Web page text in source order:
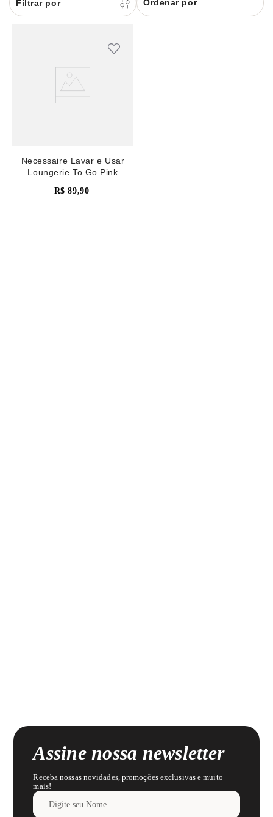
Ordenar por
Necessaire Lavar e Usar
Loungerie To Go Pink
R$ 89,90
Assine nossa newsletter
Receba nossas novidades, promoções exclusivas e muito
mais!
8